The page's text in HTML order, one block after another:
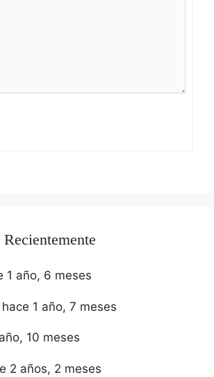
1 año, 6 meses
hace 1 año, 7 meses
10 meses
2 años, 2 meses